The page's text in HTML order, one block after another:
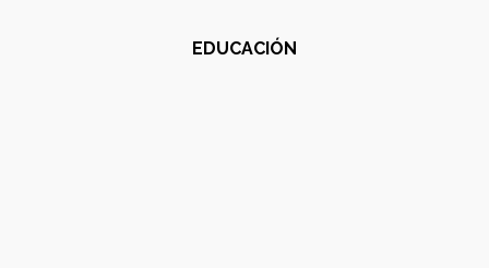
EDUCACIÓN